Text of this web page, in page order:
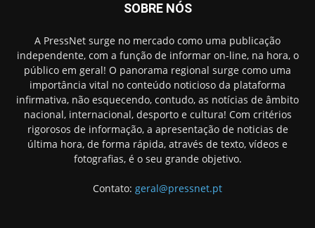
SOBRE NÓS
A PressNet surge no mercado como uma publicação
independente, com a função de informar on-line, na hora, o
público em geral! O panorama regional surge como uma
importância vital no conteúdo noticioso da plataforma
infirmativa, não esquecendo, contudo, as notícias de âmbito
nacional, internacional, desporto e cultura! Com critérios
rigorosos de informação, a apresentação de noticias de
última hora, de forma rápida, através de texto, vídeos e
fotografias, é o seu grande objetivo.
Contato: geral@pressnet.pt